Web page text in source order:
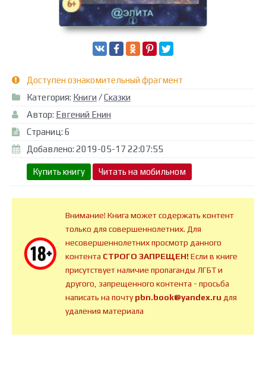
Доступен ознакомительный фрагмент
Категория: Книги /Сказки
Автор: Евгений Енин
Страниц: 6
Добавлено: 2019-05-17 22:07:55
Купить книгу Читать на мобильном
Внимание! Книга может содержать контент
только для совершеннолетних. Для
несовершеннолетних просмотр данного
контента СТРОГО ЗАПРЕЩЕН!Если в книге
присутствует наличие пропаганды ЛГБТ и
другого, запрещенного контента - просьба
написать на почтуpbn.book@yandex.ru для
удаления материала